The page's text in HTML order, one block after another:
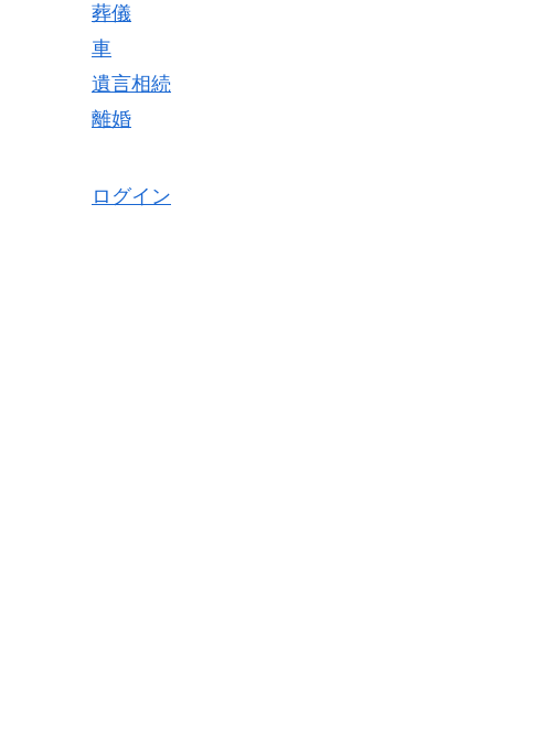
葬儀
車
遺言相続
離婚
ログイン